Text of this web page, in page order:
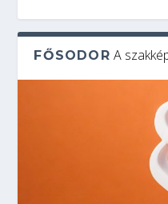
FŐSODOR A